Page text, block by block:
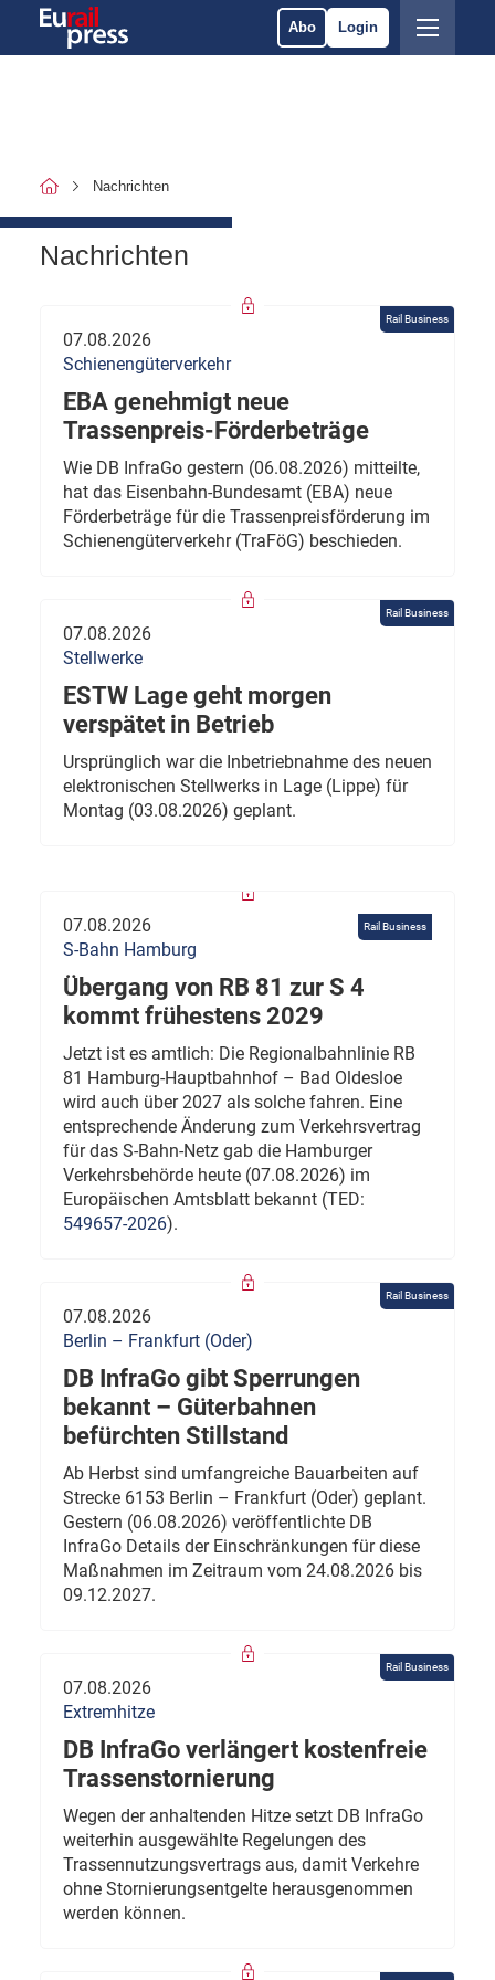
Abo Login
Nachrichten
Nachrichten
Rail Business
07.08.2026
Schienengüterverkehr
EBA genehmigt neue
Trassenpreis-Förderbeträge
Wie DB InfraGo gestern (06.08.2026) mitteilte,
hat das Eisenbahn-Bundesamt (EBA) neue
Förderbeträge für die Trassenpreisförderung im
Schienengüterverkehr (TraFöG) beschieden.
Rail Business
07.08.2026
Stellwerke
ESTW Lage geht morgen
verspätet in Betrieb
Ursprünglich war die Inbetriebnahme des neuen
elektronischen Stellwerks in Lage (Lippe) für
Montag (03.08.2026) geplant.
Rail Business
07.08.2026
S-Bahn Hamburg
Übergang von RB 81 zur S 4
kommt frühestens 2029
Jetzt ist es amtlich: Die Regionalbahnlinie RB
81 Hamburg-Hauptbahnhof – Bad Oldesloe
wird auch über 2027 als solche fahren. Eine
entsprechende Änderung zum Verkehrsvertrag
für das S-Bahn-Netz gab die Hamburger
Verkehrsbehörde heute (07.08.2026) im
Europäischen Amtsblatt bekannt (TED:
549657-2026).
Rail Business
07.08.2026
Berlin – Frankfurt (Oder)
DB InfraGo gibt Sperrungen
bekannt – Güterbahnen
befürchten Stillstand
Ab Herbst sind umfangreiche Bauarbeiten auf
Strecke 6153 Berlin – Frankfurt (Oder) geplant.
Gestern (06.08.2026) veröffentlichte DB
InfraGo Details der Einschränkungen für diese
Maßnahmen im Zeitraum vom 24.08.2026 bis
09.12.2027.
Rail Business
07.08.2026
Extremhitze
DB InfraGo verlängert kostenfreie
Trassenstornierung
Wegen der anhaltenden Hitze setzt DB InfraGo
weiterhin ausgewählte Regelungen des
Trassennutzungsvertrags aus, damit Verkehre
ohne Stornierungsentgelte herausgenommen
werden können.